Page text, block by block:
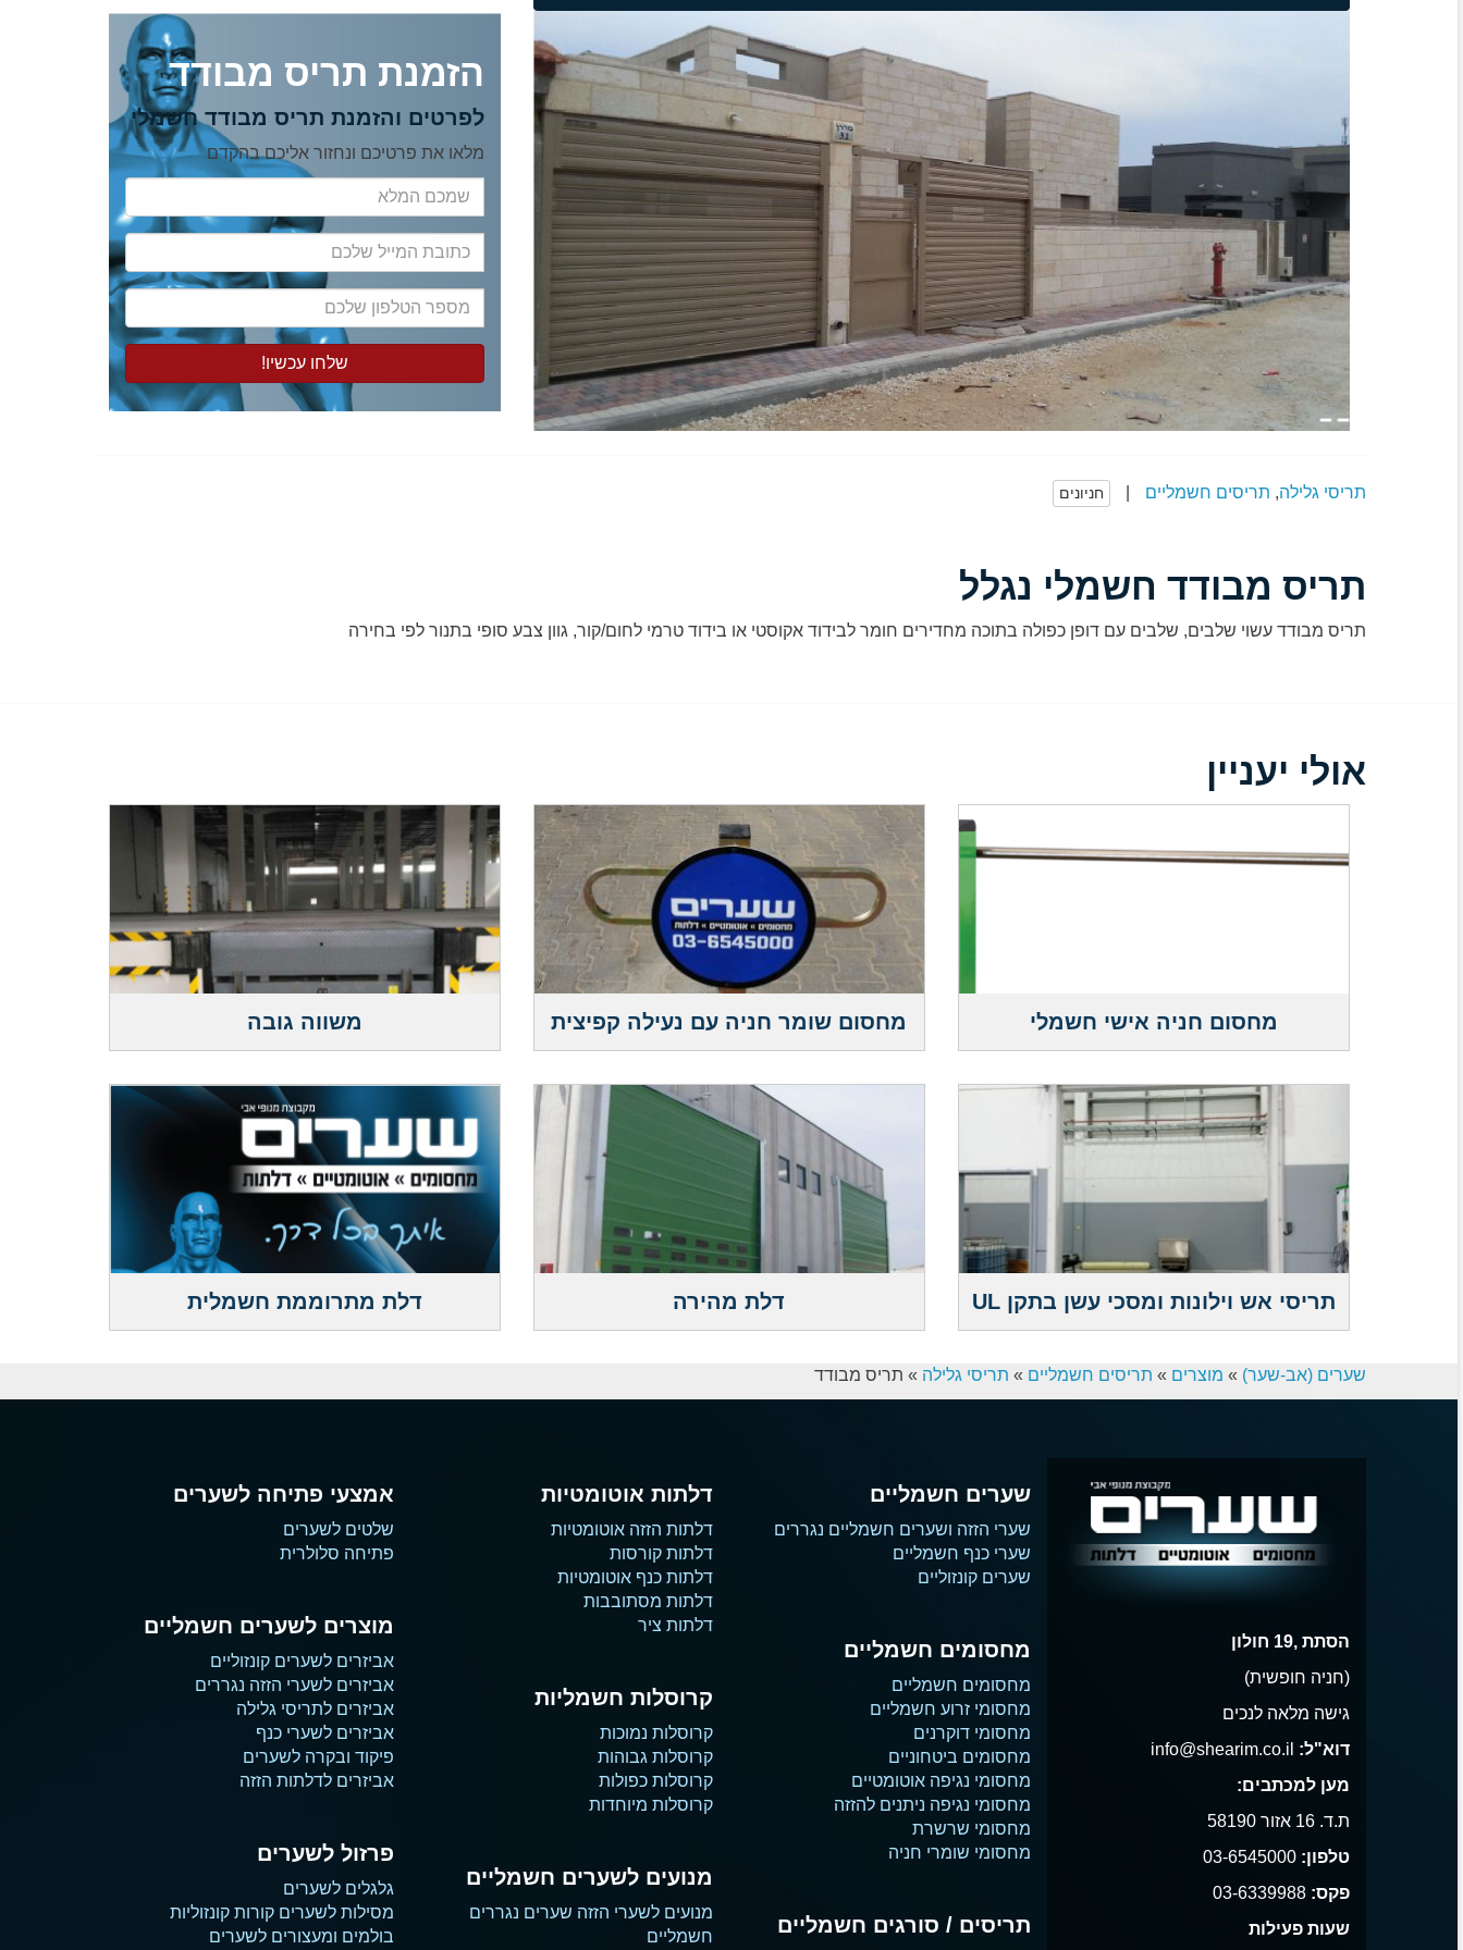
הזמנת תריס מבודד
לפרטים והזמנת תריס מבודד חשמלי
מלאו את פרטיכם ונחזור אליכם בהקדם
שמכם
המלא
כתובת
המייל
שלכם
מספר
הטלפון
שלכם
תריסי גלילה, תריסים חשמליים חניונים
תריס מבודד חשמלי נגלל
תריס מבודד עשוי שלבים, שלבים עם דופן כפולה בתוכה מחדירים חומר לבידוד אקוסטי או בידוד טרמי לחום/קור, גוון צבע סופי בתנור לפי בחירה
אולי יעניין
מחסום חניה אישי חשמלי מחסום שומר חניה עם נעילה קפיצית משווה גובה
תריסי אש וילונות ומסכי עשן בתקן UL דלת מהירה דלת מתרוממת חשמלית
שערים (אב-שער) » מוצרים » תריסים חשמליים » תריסי גלילה » תריס מבודד
הסתת ,19 חולון
(חניה חופשית)
גישה מלאה לנכים
דוא"ל:
מען למכתבים:
ת.ד. 16 אזור 58190
טלפון: 03-6545000
פקס: 03-6339988
שעות פעילות
שערים חשמליים
שערי הזזה ושערים חשמליים נגררים
שערי כנף חשמליים
שערים קונזוליים
מחסומים חשמליים
מחסומים חשמליים
מחסומי זרוע חשמליים
מחסומי דוקרנים
מחסומים ביטחוניים
מחסומי נגיפה אוטומטיים
מחסומי נגיפה ניתנים להזזה
מחסומי שרשרת
מחסומי שומרי חניה
תריסים / סורגים חשמליים
דלתות אוטומטיות
דלתות הזזה אוטומטיות
דלתות קורסות
דלתות כנף אוטומטיות
דלתות מסתובבות
דלתות ציר
קרוסלות חשמליות
קרוסלות נמוכות
קרוסלות גבוהות
קרוסלות כפולות
קרוסלות מיוחדות
מנועים לשערים חשמליים
מנועים לשערי הזזה שערים נגררים
חשמליים
אמצעי פתיחה לשערים
שלטים לשערים
פתיחה סלולרית
מוצרים לשערים חשמליים
אביזרים לשערים קונזוליים
אביזרים לשערי הזזה נגררים
אביזרים לתריסי גלילה
אביזרים לשערי כנף
פיקוד ובקרה לשערים
אביזרים לדלתות הזזה
פרזול לשערים
גלגלים לשערים
מסילות לשערים קורות קונזוליות
בולמים ומעצורים לשערים